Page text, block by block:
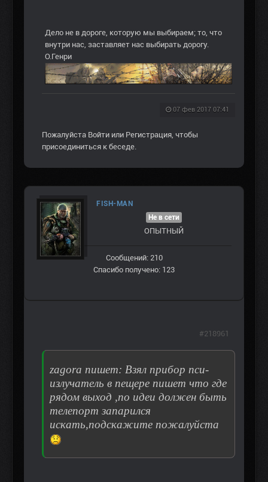
Дело не в дороге, которую мы выбираем; то, что
внутри нас, заставляет нас выбирать дорогу.
О.Генри
07 фев 2017 07:41
Пожалуйста Войти или Регистрация , чтобы
присоединиться к беседе.
FISH-MAN
Не в сети
ОПЫТНЫЙ
Сообщений: 210
Спасибо получено: 123
zagora пишет: Взял прибор пси-
излучатель в пещере пишет что где
рядом выход ,по идеи должен быть
телепорт запарился
искать,подскажите пожалуйста
#218961